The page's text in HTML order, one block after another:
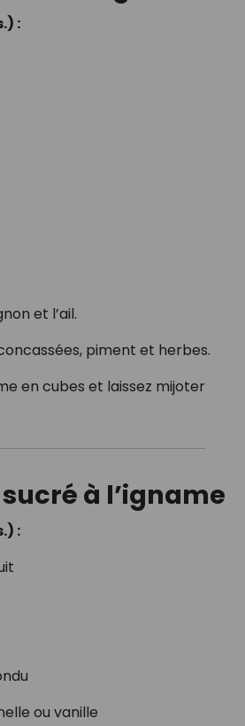
:
et l’ail.
piment et herbes.
en cubes et laissez mijoter
à l’igname
:
ou vanille